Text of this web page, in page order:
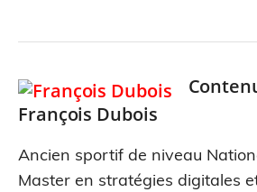
François Dubois
Ancien sportif de niveau
Master en stratégies digitales